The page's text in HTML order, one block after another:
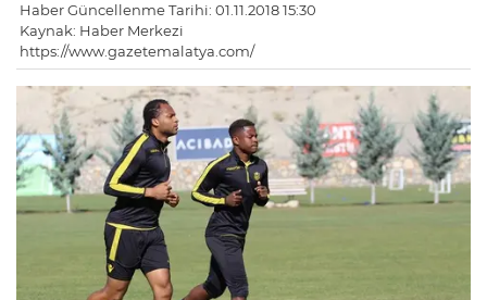
Haber Güncellenme Tarihi: 01.11.2018 15:30
Kaynak: Haber Merkezi
https://www.gazetemalatya.com/